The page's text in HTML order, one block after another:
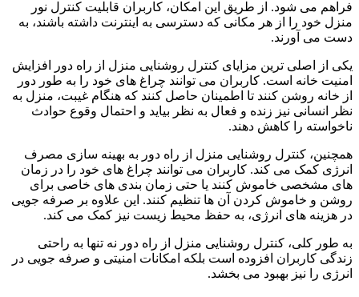
فراهم می‌ شود. از طریق این امکان، کاربران قابلیت کنترل نور
منزل خود را از هر مکانی که دسترسی به اینترنت داشته باشند، به
دست می‌ آورند.
یکی از اصلی‌ ترین مزایای کنترل روشنایی منزل از راه دور افزایش
امنیت خانه است. کاربران می‌ توانند چراغ‌ های خود را به طور دور
از خانه روشن کنند تا اطمینان حاصل کنند که هنگام غیبت، منزل به
نظر انسانی نیز زنده و فعال به نظر بیاید و احتمال وقوع حوادث
ناخواسته را کاهش دهند.
همچنین، کنترل روشنایی منزل از راه دور به بهینه‌ سازی مصرف
انرژی کمک می‌ کند. کاربران می‌ توانند چراغ‌ های خود را در زمان‌
های مشخصی خاموش کنند یا حتی زمان‌ بندی‌ های خاصی برای
روشن و خاموش کردن آن ها تنظیم کنند. این علاوه بر صرفه‌ جویی
در هزینه‌ های انرژی، به حفظ محیط زیست نیز کمک می‌ کند.
به طور کلی، کنترل روشنایی منزل از راه دور نه تنها به راحتی
زندگی کاربران افزوده است بلکه امکانات امنیتی و صرفه‌ جویی در
انرژی را نیز بهبود می‌ بخشد.